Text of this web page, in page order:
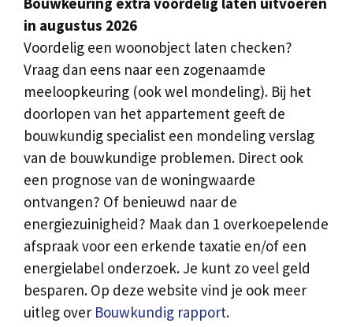
in augustus 2026
Voordelig een woonobject laten checken?
Vraag dan eens naar een zogenaamde
meeloopkeuring (ook wel mondeling). Bij het
doorlopen van het appartement geeft de
bouwkundig specialist een mondeling verslag
van de bouwkundige problemen. Direct ook
een prognose van de woningwaarde
ontvangen? Of benieuwd naar de
energiezuinigheid? Maak dan 1 overkoepelende
afspraak voor een erkende taxatie en/of een
energielabel onderzoek. Je kunt zo veel geld
besparen. Op deze website vind je ook meer
uitleg over Bouwkundig rapport.